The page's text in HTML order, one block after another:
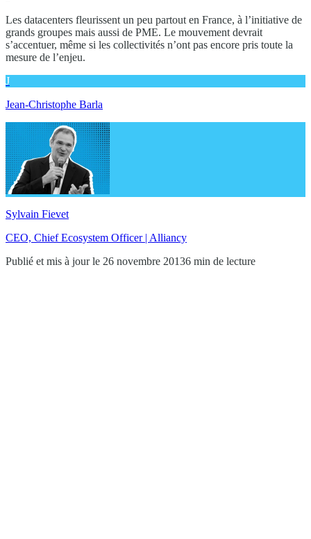
Les datacenters fleurissent un peu partout en France, à l’initiative de
grands groupes mais aussi de PME. Le mouvement devrait
s’accentuer, même si les collectivités n’ont pas encore pris toute la
mesure de l’enjeu.
J
Jean-Christophe Barla
Sylvain Fievet
CEO, Chief Ecosystem Officer | Alliancy
Publié et mis à jour le 26 novembre 20136 min de lecture